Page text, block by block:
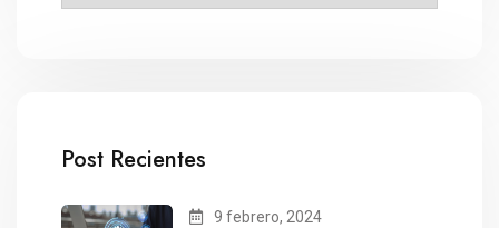
Post Recientes
9 febrero, 2024